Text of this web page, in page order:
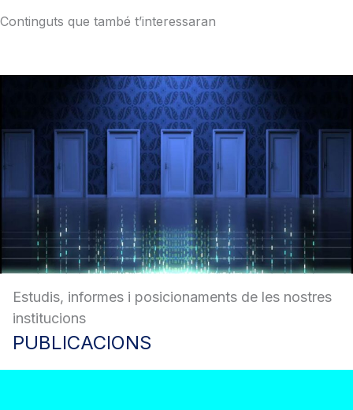
Continguts que també t’interessaran
Estudis, informes i posicionaments de les nostres
institucions
PUBLICACIONS